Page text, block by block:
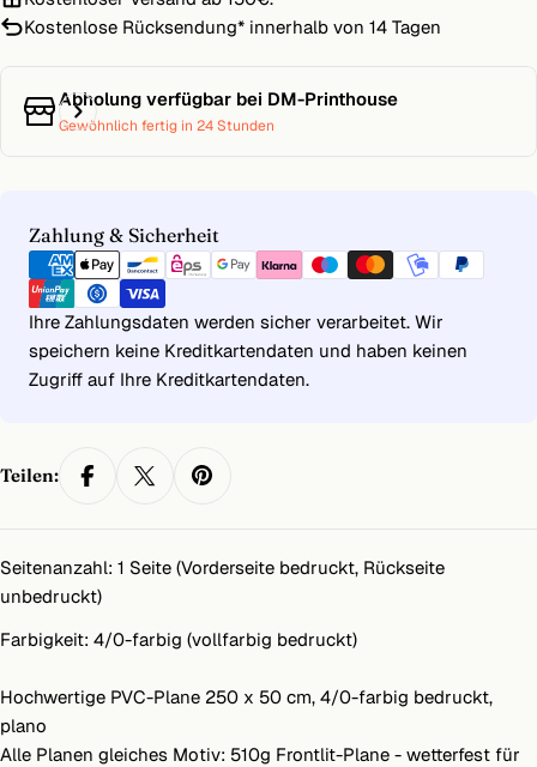
Kostenlose Rücksendung* innerhalb von 14 Tagen
Abholung verfügbar bei DM-Printhouse
Gewöhnlich fertig in 24 Stunden
Zahlung & Sicherheit
Zahlungsmethoden
Ihre Zahlungsdaten werden sicher verarbeitet. Wir
speichern keine Kreditkartendaten und haben keinen
Zugriff auf Ihre Kreditkartendaten.
Teilen:
Seitenanzahl: 1 Seite (Vorderseite bedruckt, Rückseite
unbedruckt)
Farbigkeit: 4/0-farbig (vollfarbig bedruckt)
Hochwertige PVC-Plane 250 x 50 cm, 4/0-farbig bedruckt,
plano
Alle Planen gleiches Motiv: 510g Frontlit-Plane - wetterfest für